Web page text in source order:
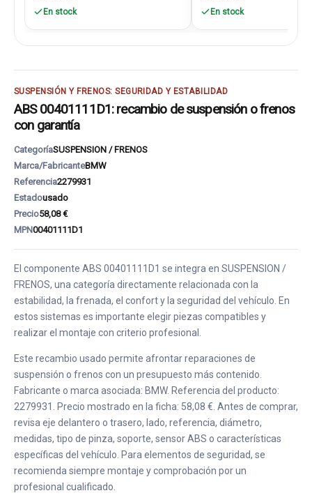
En stock En stock
SUSPENSIÓN Y FRENOS: SEGURIDAD Y ESTABILIDAD
ABS 00401111D1: recambio de suspensión o frenos
con garantía
CategoríaSUSPENSION / FRENOS
Marca/FabricanteBMW
Referencia2279931
Estadousado
Precio58,08 €
MPN00401111D1
El componente ABS 00401111D1 se integra en SUSPENSION /
FRENOS, una categoría directamente relacionada con la
estabilidad, la frenada, el confort y la seguridad del vehículo. En
estos sistemas es importante elegir piezas compatibles y
realizar el montaje con criterio profesional.
Este recambio usado permite afrontar reparaciones de
suspensión o frenos con un presupuesto más contenido.
Fabricante o marca asociada: BMW. Referencia del producto:
2279931. Precio mostrado en la ficha: 58,08 €. Antes de comprar,
revisa eje delantero o trasero, lado, referencia, diámetro,
medidas, tipo de pinza, soporte, sensor ABS o características
específicas del vehículo. Para elementos de seguridad, se
recomienda siempre montaje y comprobación por un
profesional cualificado.